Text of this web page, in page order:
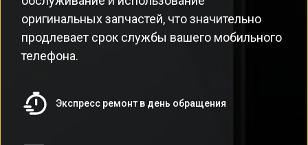
оригинальных запчастей, что значительно
продлевает срок службы вашего мобильного
телефона.
Экспресс ремонт в день обращения